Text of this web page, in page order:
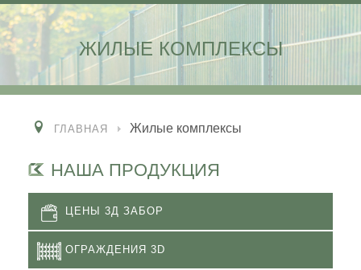
ЖИЛЫЕ КОМПЛЕКСЫ
ГЛАВНАЯ Жилые комплексы
НАША ПРОДУКЦИЯ
ЦЕНЫ 3Д ЗАБОР
ОГРАЖДЕНИЯ 3D